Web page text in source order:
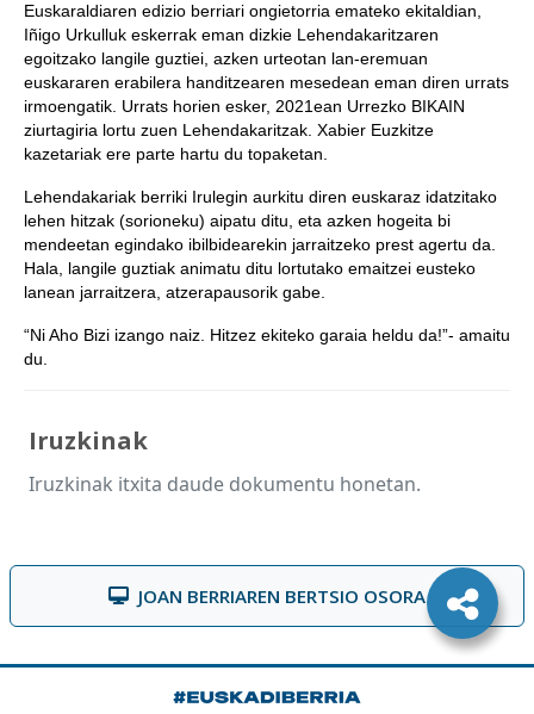
Euskaraldiaren edizio berriari ongietorria emateko ekitaldian,
Iñigo Urkulluk eskerrak eman dizkie Lehendakaritzaren
egoitzako langile guztiei, azken urteotan lan-eremuan
euskararen erabilera handitzearen mesedean eman diren urrats
irmoengatik. Urrats horien esker, 2021ean Urrezko BIKAIN
ziurtagiria lortu zuen Lehendakaritzak. Xabier Euzkitze
kazetariak ere parte hartu du topaketan.
Lehendakariak berriki Irulegin aurkitu diren euskaraz idatzitako
lehen hitzak (sorioneku) aipatu ditu, eta azken hogeita bi
mendeetan egindako ibilbidearekin jarraitzeko prest agertu da.
Hala, langile guztiak animatu ditu lortutako emaitzei eusteko
lanean jarraitzera, atzerapausorik gabe.
“Ni Aho Bizi izango naiz. Hitzez ekiteko garaia heldu da!”- amaitu
du.
Iruzkinak
Iruzkinak itxita daude dokumentu honetan.
JOAN BERRIAREN BERTSIO OSORA